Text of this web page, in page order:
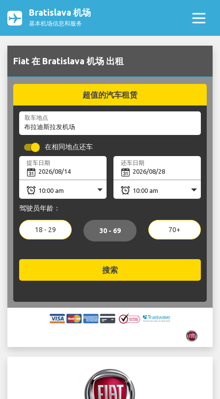
Bratislava 机场
基本机场信息和服务
Fiat 在 Bratislava 机场 出租
超值的汽车租赁
取车地点
在相同地点还车
提车日期 还车日期
驾驶员年龄：
18 - 29 30 - 69 70+
搜索